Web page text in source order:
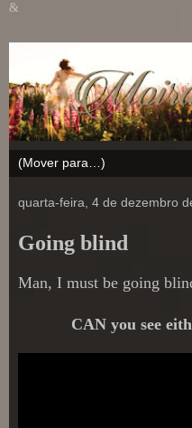
&
quarta-feira, 4 de dezembro
Going blind
Man, I must be going
CAN you see